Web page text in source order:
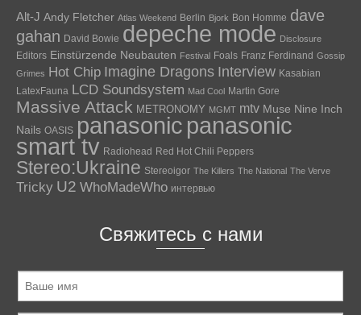
Alt-J Andy Fletcher Atlas Weekend Berlin Bjork Bon Homme dave
gahan David Bowie depeche mode Disclosure
Editors Einstürzende Neubauten Festival Foals Franz Ferdinand Gossip
Grimes Hot Chip Imagine Dragons Interview Kasabian
LatexFauna LCD Soundsystem Mad Cool Martin Gore
Massive Attack METRONOMY MGMT mtv Muse Nine Inch
Nails OASIS panasonic panasonic
smart tv Radiohead Red Hot Chili Peppers
Stereo:Ukraine Stereoigor The Killers The National The Verve
Tricky U2 WhoMadeWho интервью
Свяжитесь с нами